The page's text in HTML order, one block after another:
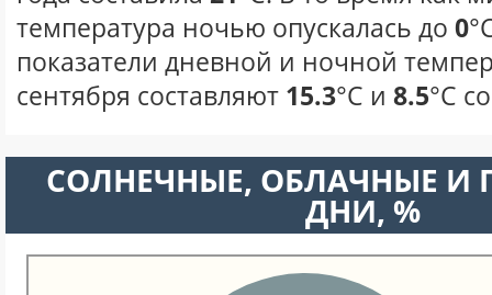
температура ночью опускалась до 0
показатели дневной и ночной
сентября составляют 15.3°С и 8.5°С
CОЛНЕЧНЫЕ, ОБЛАЧНЫЕ И
ДНИ, %